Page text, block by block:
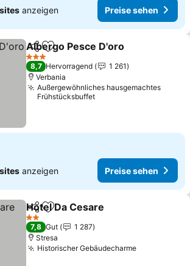
anzeigen Preise sehen
TeilenZu Favoriten hinzufügen
Albergo Pesce D'oro
3 Sterne
8,7 Hervorragend
1 261
Verbania
Außergewöhnliches hausgemachtes
Frühstücksbuffet
anzeigen Preise sehen
TeilenZu Favoriten hinzufügen
Hotel Da Cesare
2 Sterne
7,8 Gut
1 287
Stresa
Historischer Gebäudecharme